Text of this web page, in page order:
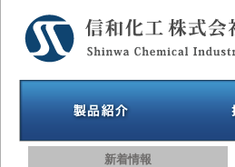
新着情報